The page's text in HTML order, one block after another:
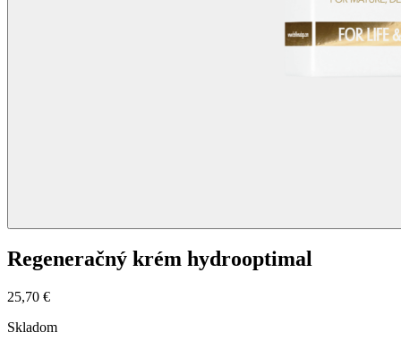
Regeneračný krém hydrooptimal
25,70 €
Skladom